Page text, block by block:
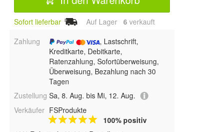
Sofort lieferbar Auf Lager 6 verkauft
Zahlung
, Lastschrift,
Kreditkarte, Debitkarte,
Ratenzahlung, Sofortüberweisung,
Überweisung, Bezahlung nach 30
Tagen
Zustellung Sa, 8. Aug. bis Mi, 12. Aug.
Verkäufer FSProdukte
100% positiv